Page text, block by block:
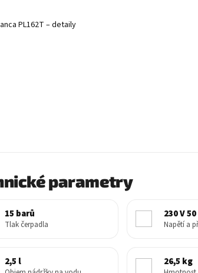
parametry
15 barů
Tlak čerpadla
230 V
Napětí a
2,5 l 26,5 kg